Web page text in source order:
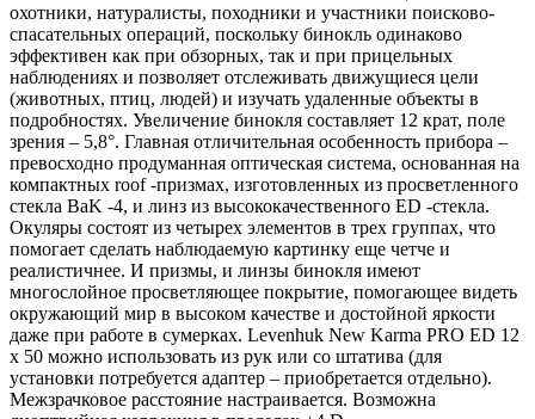
охотники, натуралисты, походники и участники поисково-
спасательных операций, поскольку бинокль одинаково
эффективен как при обзорных, так и при прицельных
наблюдениях и позволяет отслеживать движущиеся цели
(животных, птиц, людей) и изучать удаленные объекты в
подробностях. Увеличение бинокля составляет 12 крат, поле
зрения – 5,8°. Главная отличительная особенность прибора –
превосходно продуманная оптическая система, основанная на
компактных roof -призмах, изготовленных из просветленного
стекла BaK -4, и линз из высококачественного ED -стекла.
Окуляры состоят из четырех элементов в трех группах, что
помогает сделать наблюдаемую картинку еще четче и
реалистичнее. И призмы, и линзы бинокля имеют
многослойное просветляющее покрытие, помогающее видеть
окружающий мир в высоком качестве и достойной яркости
даже при работе в сумерках. Levenhuk New Karma PRO ED 12
x 50 можно использовать из рук или со штатива (для
установки потребуется адаптер – приобретается отдельно).
Межзрачковое расстояние настраивается. Возможна